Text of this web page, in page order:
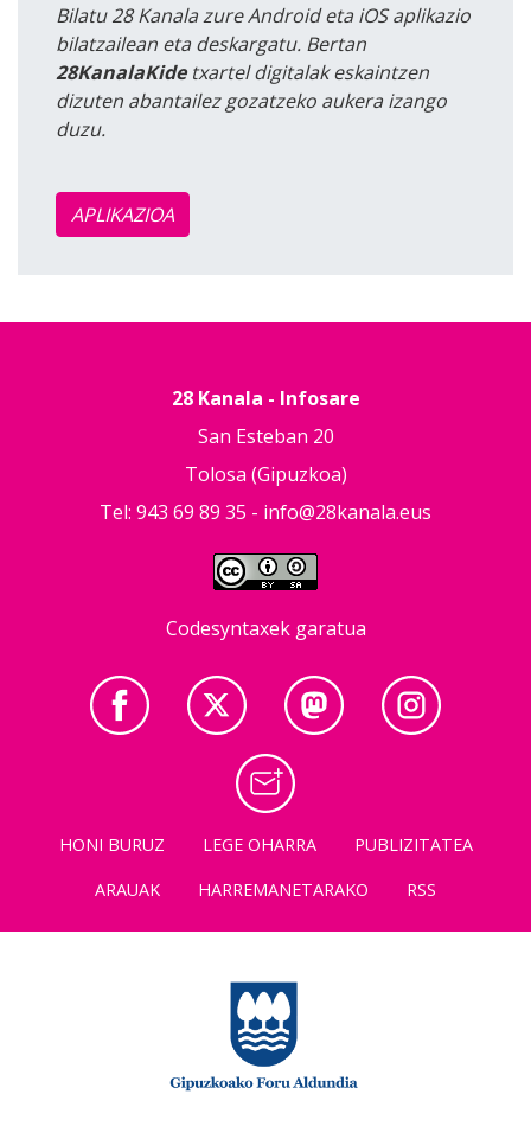
Bilatu 28 Kanala zure Android eta iOS aplikazio
bilatzailean eta deskargatu. Bertan
28KanalaKidetxartel digitalak eskaintzen
dizuten abantailez gozatzeko aukera izango
duzu.
APLIKAZIOA
28 Kanala - Infosare
San Esteban 20
Tolosa (Gipuzkoa)
Tel: 943 69 89 35 - info@28kanala.eus
Codesyntaxek garatua
HONI BURUZ LEGE OHARRA
PUBLIZITATEA
ARAUAK
HARREMANETARAKO RSS